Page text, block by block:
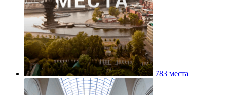
783 места